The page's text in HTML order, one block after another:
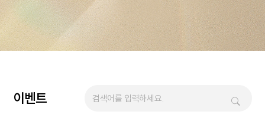
이벤트